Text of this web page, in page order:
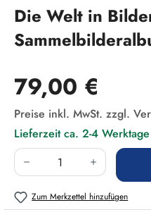
Die Welt in
Regulärer Preis:
79,00 €
Preise inkl. MwSt. zzgl.
Lieferzeit ca. 2-4 Werktage
Produkt Anzahl: Gib
Zum Merkzettel hinzufügen